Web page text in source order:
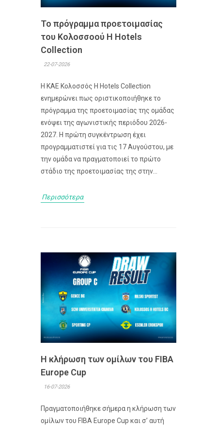
Το πρόγραμμα προετοιμασίας
του Κολοσσoού H Hotels
Collection
22-07-2026
Η ΚΑΕ Κολοσσός H Hotels Collection
ενημερώνει πως οριστικοποιήθηκε το
πρόγραμμα της προετοιμασίας της ομάδας
ενόψει της αγωνιστικής περιόδου 2026-
2027. Η πρώτη συγκέντρωση έχει
προγραμματιστεί για τις 17 Αυγούστου, με
την ομάδα να πραγματοποιεί το πρώτο
στάδιο της προετοιμασίας της στην...
Περισσότερα
Η κλήρωση των ομίλων του FIBA
Europe Cup
16-07-2026
Πραγματοποιήθηκε σήμερα η κλήρωση των
ομίλων του FIBA Europe Cup και σ’ αυτή